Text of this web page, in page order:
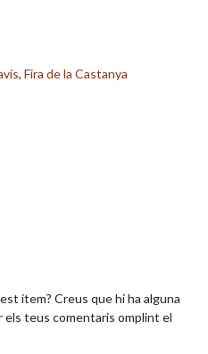
, Fira de la Castanya
ítem? Creus que hi ha alguna
els teus comentaris omplint el